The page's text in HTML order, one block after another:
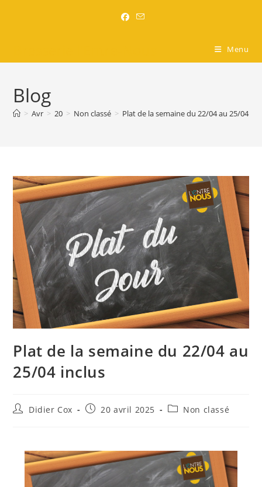
Menu
Blog
> Avr > 20 > Non classé > Plat de la semaine du 22/04 au 25/04
Plat de la semaine du 22/04 au
25/04 inclus
Didier Cox 20 avril 2025 Non classé